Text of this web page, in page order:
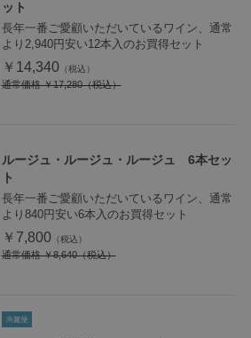
ット
長年一番ご愛顧いただいているワイン、通常
より2,940円安い12本入のお買得セット
￥14,340
通常価格￥17,280
ルージュ・ルージュ・ルージュ 6本セッ
ト
長年一番ご愛顧いただいているワイン、通常
より840円安い6本入のお買得セット
￥7,800
通常価格￥8,640